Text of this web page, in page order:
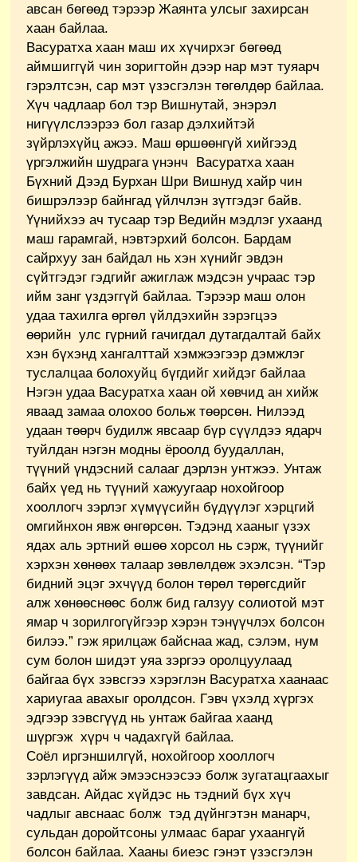
авсан бөгөөд тэрээр Жаянта улсыг захирсан
хаан байлаа.
Васуратха хаан маш их хүчирхэг бөгөөд
аймшиггүй чин зоригтойн дээр нар мэт туяарч
гэрэлтсэн, сар мэт үзэсгэлэн төгөлдөр байлаа.
Хүч чадлаар бол тэр Вишнутай, энэрэл
нигүүлслээрээ бол газар дэлхийтэй
зүйрлэхүйц ажээ. Маш өршөөнгүй хийгээд
үргэлжийн шудрага үнэнч Васуратха хаан
Бүхний Дээд Бурхан Шри Вишнуд хайр чин
бишрэлээр байнгад үйлчлэн зүтгэдэг байв.
Үүнийхээ ач тусаар тэр Ведийн мэдлэг ухаанд
маш гарамгай, нэвтэрхий болсон. Бардам
сайрхуу зан байдал нь хэн хүнийг эвдэн
сүйтгэдэг гэдгийг ажиглаж мэдсэн учраас тэр
ийм занг үздэггүй байлаа. Тэрээр маш олон
удаа тахилга өргөл үйлдэхийн зэрэгцээ
өөрийн улс гүрний гачигдал дутагдалтай байх
хэн бүхэнд хангалттай хэмжээгээр дэмжлэг
туслалцаа болохуйц бүгдийг хийдэг байлаа
Нэгэн удаа Васуратха хаан ой хөвчид ан хийж
яваад замаа олохоо больж төөрсөн. Нилээд
удаан төөрч будилж явсаар бүр сүүлдээ ядарч
туйлдан нэгэн модны ёроолд буудаллан,
түүний үндэсний салааг дэрлэн унтжээ. Унтаж
байх үед нь түүний хажуугаар нохойгоор
хооллогч зэрлэг хүмүүсийн бүдүүлэг хэрцгий
омгийнхон явж өнгөрсөн. Тэдэнд хааныг үзэх
ядах аль эртний өшөө хорсол нь сэрж, түүнийг
хэрхэн хөнөөх талаар зөвлөлдөж эхэлсэн. “Тэр
бидний эцэг эхчүүд болон төрөл төрөгсдийг
алж хөнөөснөөс болж бид галзуу солиотой мэт
ямар ч зорилгогүйгээр хэрэн тэнүүчлэх болсон
билээ.” гэж ярилцаж байснаа жад, сэлэм, нум
сум болон шидэт уяа зэргээ оролцуулаад
байгаа бүх зэвсгээ хэрэглэн Васуратха хаанаас
хариугаа авахыг оролдсон. Гэвч үхэлд хүргэх
эдгээр зэвсгүүд нь унтаж байгаа хаанд
шүргэж хүрч ч чадахгүй байлаа.
Соёл иргэншилгүй, нохойгоор хооллогч
зэрлэгүүд айж эмээснээсээ болж зугатацгаахыг
завдсан. Айдас хүйдэс нь тэдний бүх хүч
чадлыг авснаас болж тэд дүйнгэтэн манарч,
сульдан доройтсоны улмаас бараг ухаангүй
болсон байлаа. Хааны биеэс гэнэт үзэсгэлэн